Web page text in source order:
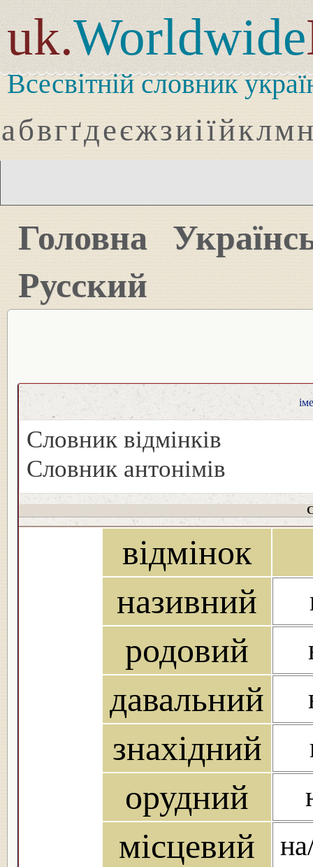
uk.Worldwide
Всесвітній словник
абвгґдеєжзиіїйклмн
Головна
Русский
Словник відмінків
Словник антонімів
відмінок
називний
родовий
давальний
знахідний
орудний
місцевий